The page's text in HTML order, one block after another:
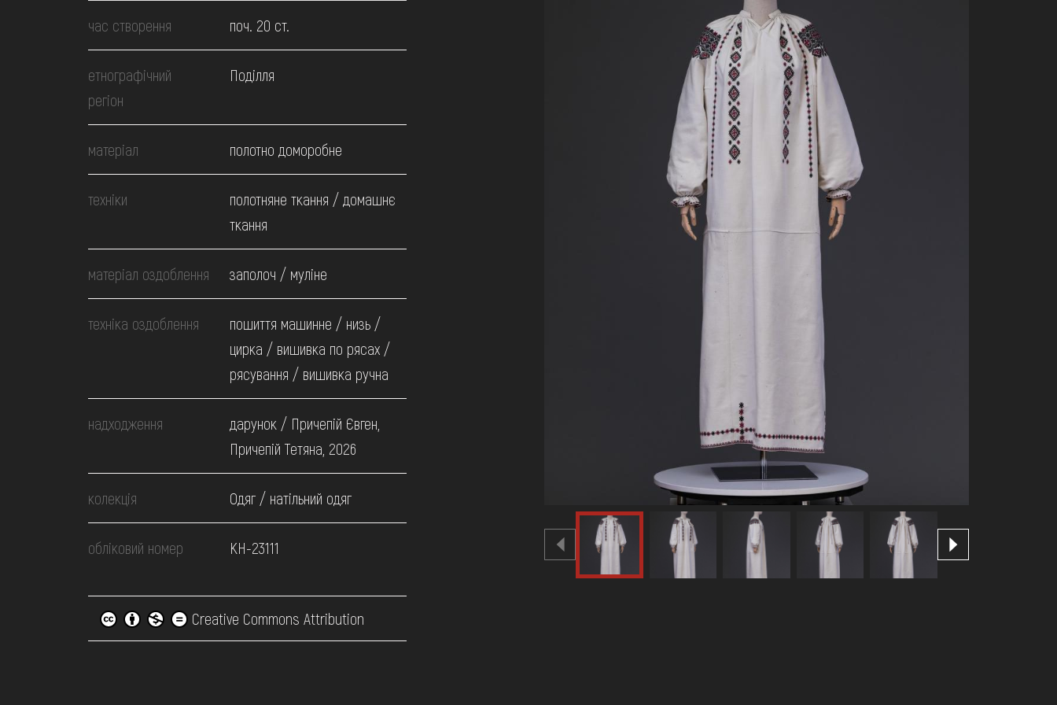
ВІДВІДАТИ
НАВЧИТИСЯ
ПОСЛУГИ
час створення поч. 20 ст.
етнографічний
регіон
Поділля
матеріал полотно доморобне
техніки
полотняне ткання / домашнє
ткання
матеріал оздоблення заполоч / муліне
техніка оздоблення
пошиття машинне / низь /
цирка / вишивка по рясах /
рясування / вишивка ручна
надходження
дарунок / Причепій Євген,
Причепій Тетяна, 2026
колекція Одяг / натільний одяг
обліковий номер КН-23111
Creative Commons Attribution